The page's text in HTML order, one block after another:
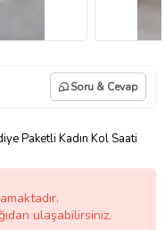
Soru & Cevap
Paketli Kadın Kol Saati
ulaşabilirsiniz.